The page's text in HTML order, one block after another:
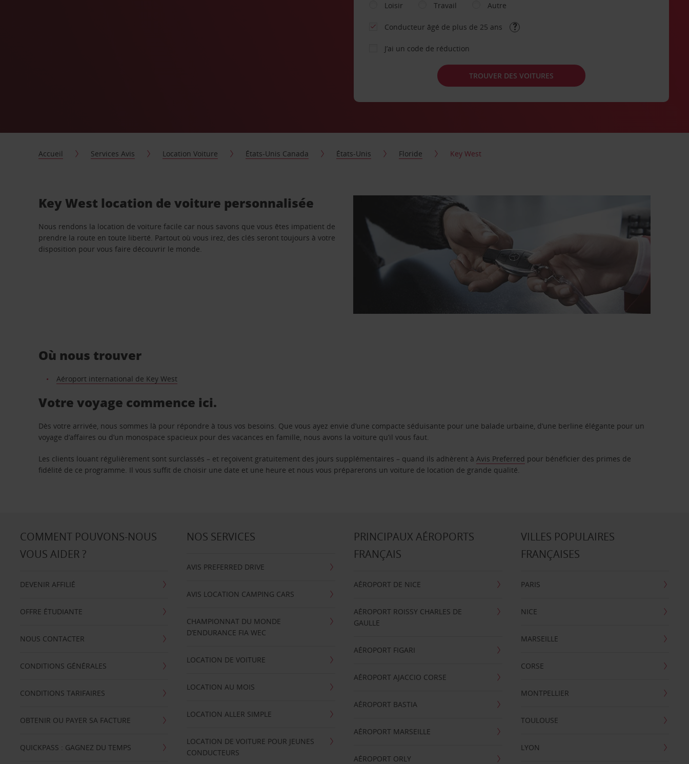
Loisir
Travail Autre
Conducteur âgé de plus de 25 ans
J’ai un code de réduction
TROUVER DES VOITURES
Accueil Services Avis Location Voiture États-Unis Canada États-Unis Floride Key West
Key West location de voiture personnalisée
Nous rendons la location de voiture facile car nous savons que vous êtes impatient de
prendre la route en toute liberté. Partout où vous irez, des clés seront toujours à votre
disposition pour vous faire découvrir le monde.
Où nous trouver
Aéroport international de Key West
Votre voyage commence ici.
Dès votre arrivée, nous sommes là pour répondre à tous vos besoins. Que vous ayez envie d’une compacte séduisante pour une balade urbaine, d’une berline élégante pour un
voyage d’affaires ou d’un monospace spacieux pour des vacances en famille, nous avons la voiture qu’il vous faut.
Les clients louant régulièrement sont surclassés – et reçoivent gratuitement des jours supplémentaires – quand ils adhèrent àAvis Preferred pour bénéficier des primes de
fidélité de ce programme. Il vous suffit de choisir une date et une heure et nous vous préparerons un voiture de location de grande qualité.
COMMENT POUVONS-NOUS
VOUS AIDER ?
DEVENIR AFFILIÉ
OFFRE ÉTUDIANTE
NOUS CONTACTER
CONDITIONS GÉNÉRALES
CONDITIONS TARIFAIRES
OBTENIR OU PAYER SA FACTURE
QUICKPASS : GAGNEZ DU TEMPS
NOS SERVICES
AVIS PREFERRED DRIVE
AVIS LOCATION CAMPING CARS
CHAMPIONNAT DU MONDE
D’ENDURANCE FIA WEC
LOCATION DE VOITURE
LOCATION AU MOIS
LOCATION ALLER SIMPLE
LOCATION DE VOITURE POUR JEUNES
CONDUCTEURS
PRINCIPAUX AÉROPORTS
FRANÇAIS
AÉROPORT DE NICE
AÉROPORT ROISSY CHARLES DE
GAULLE
AÉROPORT FIGARI
AÉROPORT AJACCIO CORSE
AÉROPORT BASTIA
AÉROPORT MARSEILLE
AÉROPORT ORLY
VILLES POPULAIRES
FRANÇAISES
PARIS
NICE
MARSEILLE
CORSE
MONTPELLIER
TOULOUSE
LYON